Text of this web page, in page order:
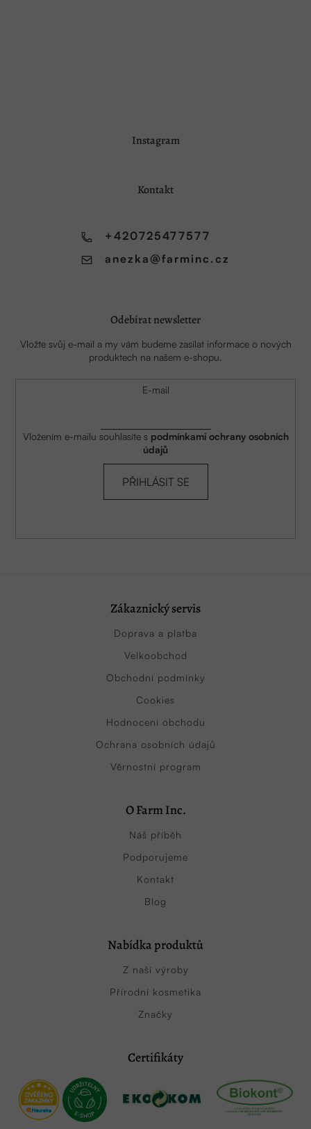
Instagram
Kontakt
anezka @farminc.cz
+420725477577
Odebírat newsletter
Vložte svůj e-mail a my vám budeme zasílat informace o nových
produktech na našem e-shopu.
E-mail
Vložením e-mailu souhlasíte s podmínkami ochrany osobních
údajů
PŘIHLÁSIT SE
Zákaznický servis
Doprava a platba
Velkoobchod
Obchodní podmínky
Cookies
Hodnocení obchodu
Ochrana osobních údajů
Věrnostní program
O Farm Inc.
Náš příběh
Podporujeme
Kontakt
Blog
Nabídka produktů
Z naší výroby
Přírodní kosmetika
Značky
Certifikáty